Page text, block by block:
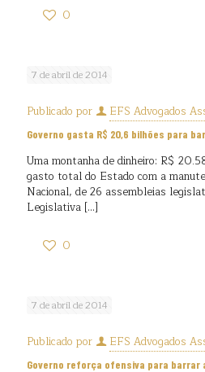
0
7 de abril de 2014
Publicado por EFS Advogados
Governo gasta R$ 20,6 bilhões para
Uma montanha de dinheiro: R$
gasto total do Estado com a
Nacional, de 26 assembleias
Legislativa […]
0
7 de abril de 2014
Publicado por EFS Advogados
Governo reforça ofensiva para barrar